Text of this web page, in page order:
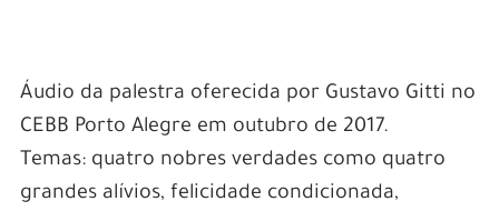
Áudio da palestra oferecida por Gustavo Gitti no
CEBB Porto Alegre em outubro de 2017.
Temas: quatro nobres verdades como quatro
grandes alívios, felicidade condicionada,